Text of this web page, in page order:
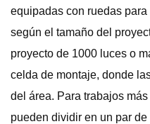
equipadas con ruedas
según el tamaño del
proyecto de 1000 luces o
celda de montaje, donde
del área. Para trabajos
pueden dividir en un par